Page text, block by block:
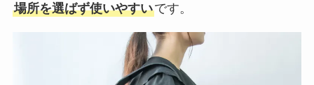
場所を選ばず使いやすいです。